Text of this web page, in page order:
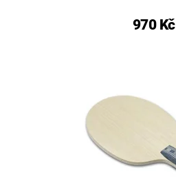
970 Kč